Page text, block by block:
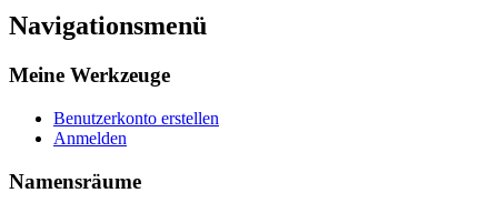
Navigationsmenü
Meine Werkzeuge
Benutzerkonto erstellen
Anmelden
Namensräume